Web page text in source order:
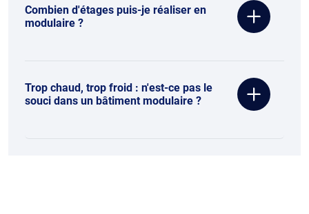
Combien d'étages puis-je réaliser en
modulaire ?
Trop chaud, trop froid : n'est-ce pas le
souci dans un bâtiment modulaire ?